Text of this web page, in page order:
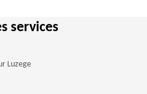
services
Luzege